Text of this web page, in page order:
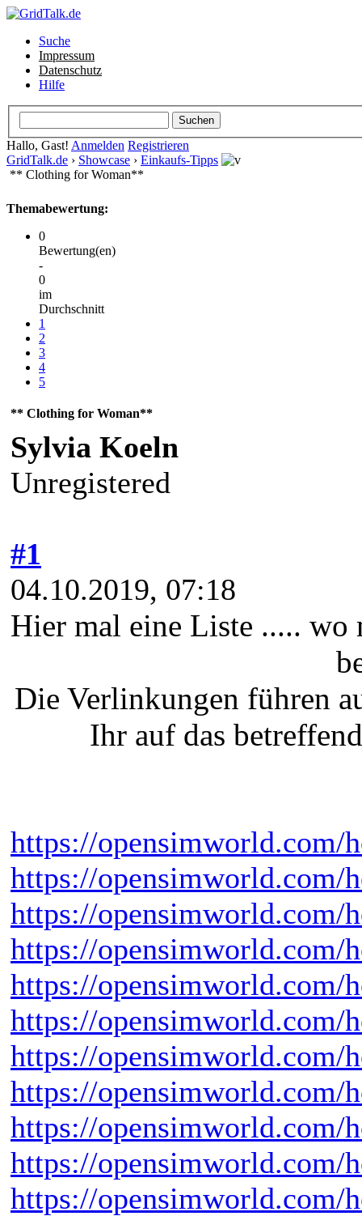
Suche
Impressum
Datenschutz
Hilfe
Hallo, Gast! Anmelden Registrieren
GridTalk.de › Showcase › Einkaufs-Tipps
** Clothing for Woman**
Themabewertung:
0
Bewertung(en)
-
0
im
Durchschnitt
1
2
3
4
5
** Clothing for Woman**
Sylvia Koeln
Unregistered
#1
04.10.2019, 07:18
Hier mal eine Liste ..... wo
Die Verlinkungen führen
Ihr auf das
https://opensimworld.com/
https://opensimworld.com/
https://opensimworld.com/
https://opensimworld.com/
https://opensimworld.com/
https://opensimworld.com/
https://opensimworld.com/
https://opensimworld.com/
https://opensimworld.com/
https://
https://opensimworld.com/